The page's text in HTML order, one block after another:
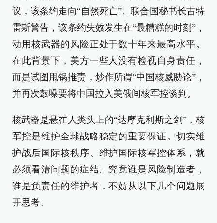
议，该条约走向“自然死亡”。联合国秘书长古特
雷斯警告，该条约失效发生在“最糟糕的时刻”，
动用核武器的风险正处于数十年来最高水平。
在此背景下，美方一些人没有检视自身责任，
而是试图甩锅推责，炒作所谓“中国核威胁论”，
并再次鼓噪要将中国拉入美俄间核军控谈判。
核武器是悬在人类头上的“达摩克利斯之剑”，核
军控是维护全球战略稳定的重要保证。切实维
护战后国际核秩序、维护国际核军控体系，就
必须看清问题的症结。究竟谁是风险制造者，
谁是负责任的维护者，不妨从以下几个问题展
开思考。